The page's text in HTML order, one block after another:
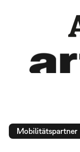
Mobilitätspartner